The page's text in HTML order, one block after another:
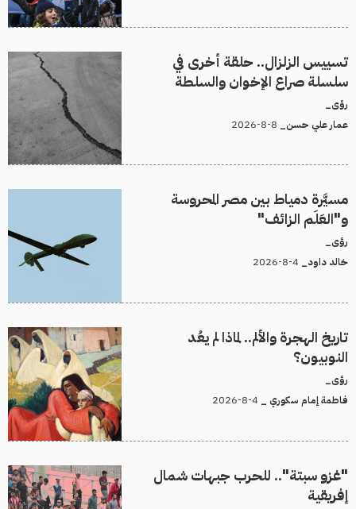
تسييس الزلزال.. حلقة أخرى في
سلسلة صراع الإخوان والسلطة
رؤى_
عمار علي حسن_
مسيَّرة دمياط بين مصر المحروسة
و"العَلَم الزائف"
رؤى_
خالد داود_
تاريخ الهجرة والألم.. لماذا لم يعُد
النوبيون؟
رؤى_
فاطمة إمام سكوري _
"غزو سبتة".. للحرب جبهات شمال
إفريقية